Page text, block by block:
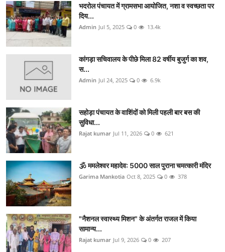
भदरोल पंचायत में ग्रामसभा आयोजित, नशा व स्वच्छता पर
दिय...
Admin Jul 5, 2025 0 13.4k
कांगड़ा सचिवालय के पीछे मिला 82 वर्षीय बुजुर्ग का शव,
स...
Admin Jul 24, 2025 0 6.9k
सहोड़ा पंचायत के वाशिंदों को मिली पहली बार बस की
सुविधा...
Rajat kumar Jul 11, 2026 0 621
🕉️ ममलेश्वर महादेव: 5000 साल पुराना चमत्कारी मंदिर
Garima Mankotia Oct 8, 2025 0 378
"नैशनल स्वास्थ्य मिशन" के अंतर्गत राजल में किया
सामान्य...
Rajat kumar Jul 9, 2026 0 207